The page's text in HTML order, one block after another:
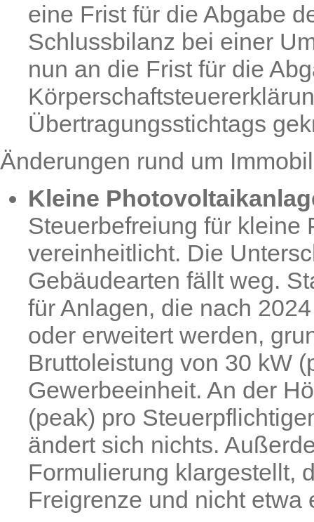
eine Frist für die Abgabe
Schlussbilanz bei einer
nun an die Frist für die
Übertragungsstichtags
Änderungen rund um
Kleine
Steuerbefreiung für kleine
vereinheitlicht. Die
Gebäudearten fällt weg.
für Anlagen, die nach
oder erweitert werden,
Bruttoleistung von 30 kW
Gewerbeeinheit. An der
(peak) pro
ändert sich nichts.
Formulierung klargestellt,
Freigrenze und nicht etwa